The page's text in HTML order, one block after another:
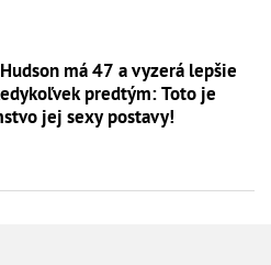
má 47 a vyzerá lepšie
predtým: Toto je
jej sexy postavy!